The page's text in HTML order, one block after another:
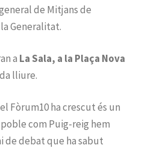
de Mitjans de
Generalitat.
a La Sala, a la Plaça Nova
lliure.
Fòrum10 ha crescut és un
com Puig-reig hem
de debat que ha sabut